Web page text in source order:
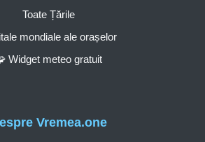
Vremea.one
Toate Țările
mondiale ale orașelor
Widget meteo gratuit